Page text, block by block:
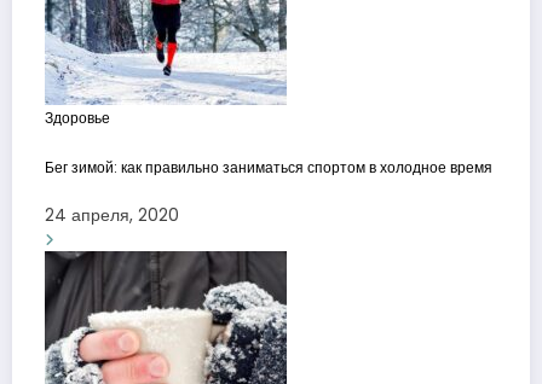
Здоровье
Бег зимой: как правильно заниматься спортом в холодное время
24 апреля, 2020